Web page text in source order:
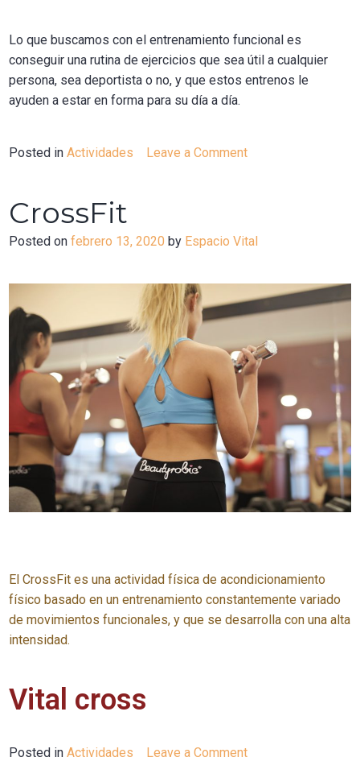
Lo que buscamos con el entrenamiento funcional es
conseguir una rutina de ejercicios que sea útil a cualquier
persona, sea deportista o no, y que estos entrenos le
ayuden a estar en forma para su día a día.
Posted inActividades Leave a Comment
CrossFit
Posted onfebrero 13, 2020 by Espacio Vital
El CrossFit es una actividad física de acondicionamiento
físico basado en un entrenamiento constantemente variado
de movimientos funcionales, y que se desarrolla con una alta
intensidad.
Vital cross
Posted inActividades Leave a Comment